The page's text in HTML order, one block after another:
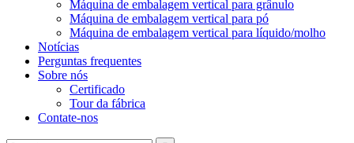
Máquina de embalagem vertical para grânulo
Máquina de embalagem vertical para pó
Máquina de embalagem vertical para líquido/molho
Notícias
Perguntas frequentes
Sobre nós
Certificado
Tour da fábrica
Contate-nos